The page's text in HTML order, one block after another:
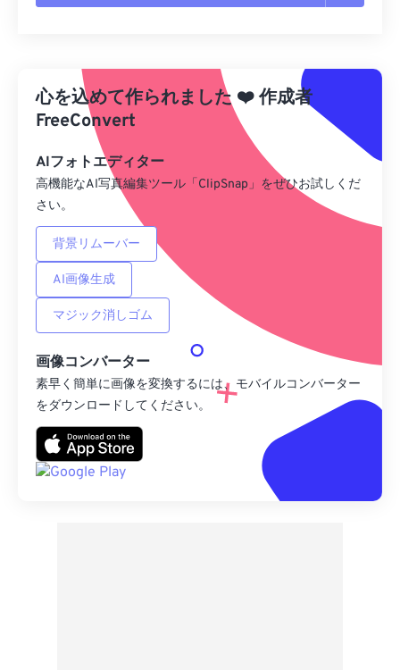
プリセットから適用
プリセットとして保存
心を込めて作られました ❤️作成者
FreeConvert
AIフォトエディター
高機能なAI写真編集ツール「ClipSnap」をぜひお試しくだ
さい。
背景リムーバー
AI画像生成
マジック消しゴム
画像コンバーター
素早く簡単に画像を変換するには、モバイルコンバーター
をダウンロードしてください。